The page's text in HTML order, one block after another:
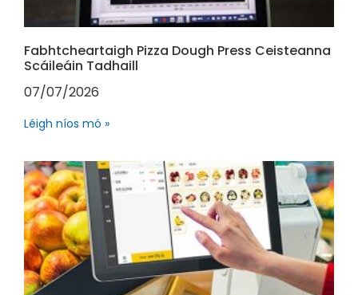
Fabhtcheartaigh Pizza Dough Press Ceisteanna
Scáileáin Tadhaill
07/07/2026
Léigh níos mó »